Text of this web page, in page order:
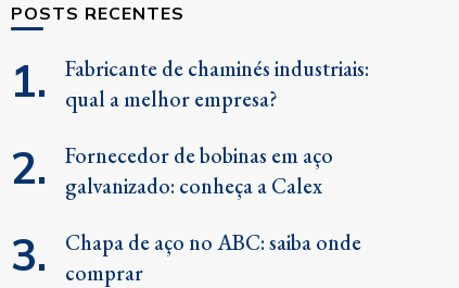
POSTS RECENTES
Fabricante de chaminés industriais:
qual a melhor empresa?
Fornecedor de bobinas em aço
galvanizado: conheça a Calex
Chapa de aço no ABC: saiba onde
comprar